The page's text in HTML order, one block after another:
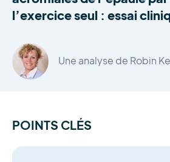
l’exercice seul : essai
Une analyse de Robin
POINTS CLÉS